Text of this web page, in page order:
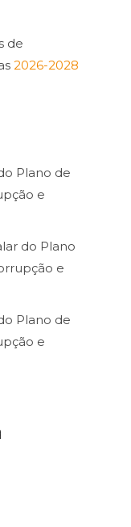
de
2026-2028
Plano de
e
do Plano
e
Plano de
e